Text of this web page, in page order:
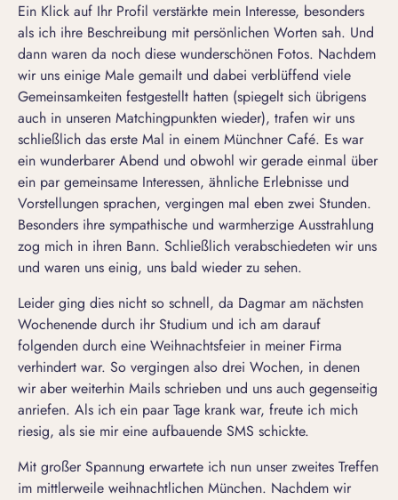
Ein Klick auf Ihr Profil verstärkte mein Interesse, besonders
als ich ihre Beschreibung mit persönlichen Worten sah. Und
dann waren da noch diese wunderschönen Fotos. Nachdem
wir uns einige Male gemailt und dabei verblüffend viele
Gemeinsamkeiten festgestellt hatten (spiegelt sich übrigens
auch in unseren Matchingpunkten wieder), trafen wir uns
schließlich das erste Mal in einem Münchner Café. Es war
ein wunderbarer Abend und obwohl wir gerade einmal über
ein par gemeinsame Interessen, ähnliche Erlebnisse und
Vorstellungen sprachen, vergingen mal eben zwei Stunden.
Besonders ihre sympathische und warmherzige Ausstrahlung
zog mich in ihren Bann. Schließlich verabschiedeten wir uns
und waren uns einig, uns bald wieder zu sehen.
Leider ging dies nicht so schnell, da Dagmar am nächsten
Wochenende durch ihr Studium und ich am darauf
folgenden durch eine Weihnachtsfeier in meiner Firma
verhindert war. So vergingen also drei Wochen, in denen
wir aber weiterhin Mails schrieben und uns auch gegenseitig
anriefen. Als ich ein paar Tage krank war, freute ich mich
riesig, als sie mir eine aufbauende SMS schickte.
Mit großer Spannung erwartete ich nun unser zweites Treffen
im mittlerweile weihnachtlichen München. Nachdem wir